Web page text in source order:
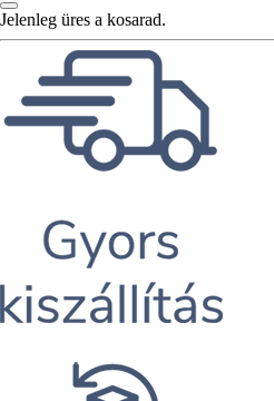
Jelenleg üres a kosarad.